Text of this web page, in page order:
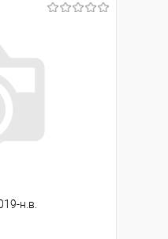
Сравнение
В наличии
н.в.